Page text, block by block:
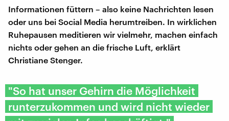
Informationen füttern – also keine Nachrichten lesen
oder uns bei Social Media herumtreiben. In wirklichen
Ruhepausen meditieren wir vielmehr, machen einfach
nichts oder gehen an die frische Luft, erklärt
Christiane Stenger.
"So hat unser Gehirn die Möglichkeit
runterzukommen und wird nicht wieder